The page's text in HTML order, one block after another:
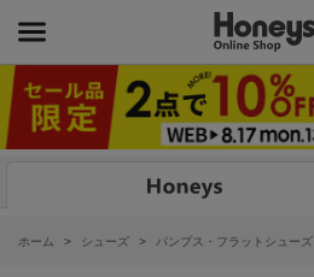
ホーム > シューズ > パンプス・フラットシューズ